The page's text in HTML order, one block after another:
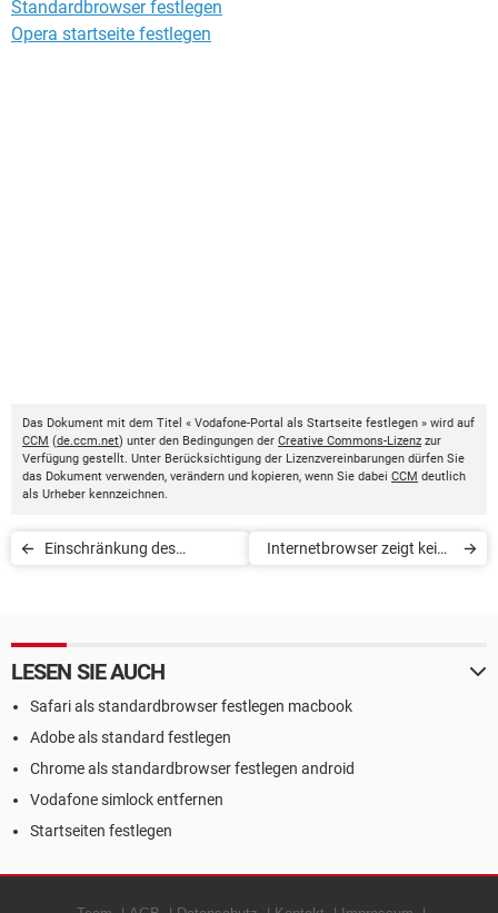
Standardbrowser festlegen
Opera startseite festlegen
Das Dokument mit dem Titel « Vodafone-Portal als Startseite festlegen » wird auf
CCM (de.ccm.net) unter den Bedingungen der Creative Commons-Lizenz zur
Verfügung gestellt. Unter Berücksichtigung der Lizenzvereinbarungen dürfen Sie
das Dokument verwenden, verändern und kopieren, wenn Sie dabei CCM deutlich
als Urheber kennzeichnen.
Einschränkung des
Internetbrowser zeigt keine
LESEN SIE AUCH
Safari als standardbrowser festlegen macbook
Adobe als standard festlegen
Chrome als standardbrowser festlegen android
Vodafone simlock entfernen
Startseiten festlegen